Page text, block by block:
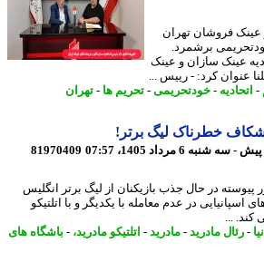
فروشان تهران
برشمرد.
سازان و عینک
کرد: - رییس ...
-خودتحریمی -تحریم ها- تهران
خطرناک لیگ برتر!
81970409
در حال جذب بازیکنان از لیگ برتر انگلیس
در عدم معامله با یکدیگر و با اتلتیکو
...
مادرید- مادرید- اتلتیکو مادرید،- باشگاه های